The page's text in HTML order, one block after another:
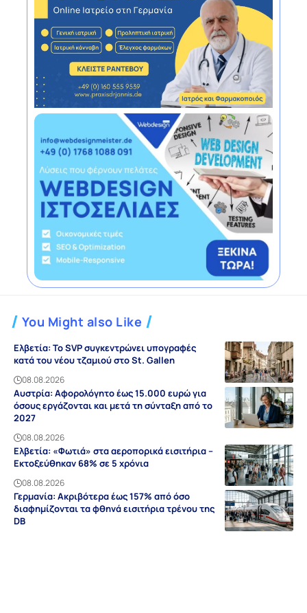
You Might also Like
Ελβετία: Το SVP συγκεντρώνει υπογραφές
κατά του νέου τζαμιού στο St. Gallen
08.08.2026
Αυστρία: Αφορολόγητο έως 15.000 ευρώ για
όσους εργάζονται και μετά τη σύνταξη από το
2027
08.08.2026
Ελβετία: «Φωτιά» στα αεροπορικά εισιτήρια –
Εκτοξεύθηκαν 68% σε 5 χρόνια
08.08.2026
Γερμανία: Ακριβότερα έως 157% από όσο
διαφημίζονται τα φθηνά εισιτήρια τρένου της
DB